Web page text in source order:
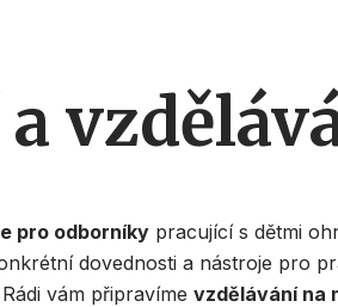
pro odborníky pracující s dětmi
dovednosti a nástroje pro
vám připravíme vzdělávání na